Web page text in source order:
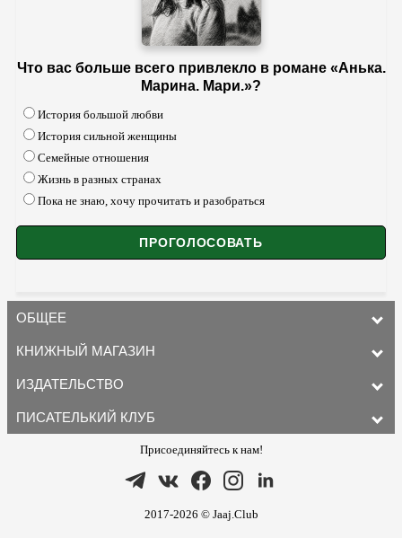
Что вас больше всего привлекло в романе «Анька.
Марина. Мари.»?
История большой любви
История сильной женщины
Семейные отношения
Жизнь в разных странах
Пока не знаю, хочу прочитать и разобраться
ОБЩЕЕ
КНИЖНЫЙ МАГАЗИН
ИЗДАТЕЛЬСТВО
ПИСАТЕЛЬКИЙ КЛУБ
Присоединяйтесь к нам!
2017-2026 © Jaaj.Club